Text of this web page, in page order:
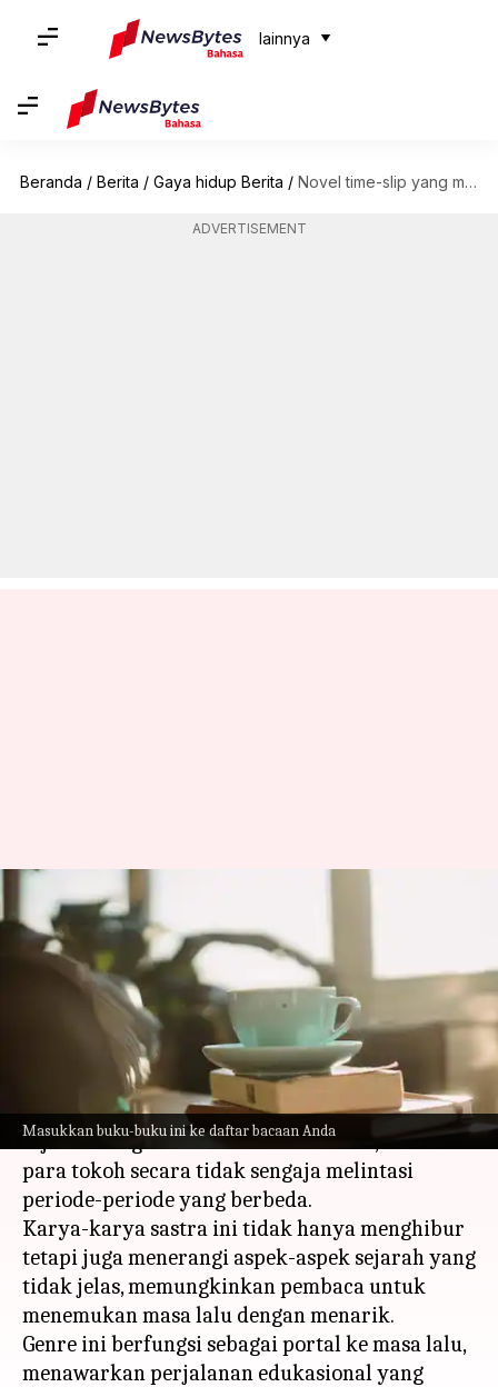
lainnya
Beranda / Berita / Gaya hidup Berita / Novel time-slip yang menggabungkan sejarah dengan narasi modern
ADVERTISEMENT
Masukkan buku-buku ini ke daftar bacaan Anda
Novel time-slip yang
menggabungkan sejarah
dengan narasi modern
Taufiq Al Jufri Apr 04, 2024 12:18 pm
Novel-novel Time-slip menggabungkan keaslian
sejarah dengan narasi zaman modern, ketika
para tokoh secara tidak sengaja melintasi
periode-periode yang berbeda.
Karya-karya sastra ini tidak hanya menghibur
tetapi juga menerangi aspek-aspek sejarah yang
tidak jelas, memungkinkan pembaca untuk
menemukan masa lalu dengan menarik.
Genre ini berfungsi sebagai portal ke masa lalu,
menawarkan perjalanan edukasional yang